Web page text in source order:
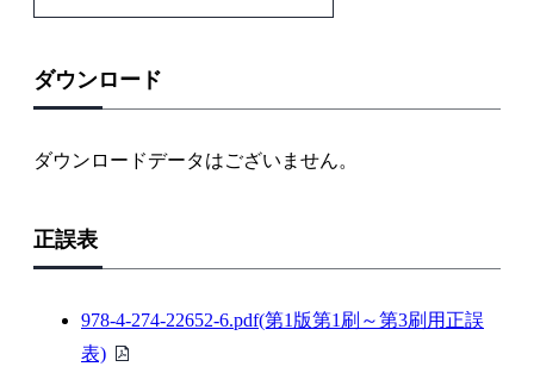
２．三角比
３．弧度法
５．三角関数のグラフ
１．複素数の性質
２．複素数の表示とベクトル
ダウンロード
ダウンロードデータはございません。
正誤表
978-4-274-22652-6.pdf(第1版第1刷～第3刷用正誤
表)
PDF